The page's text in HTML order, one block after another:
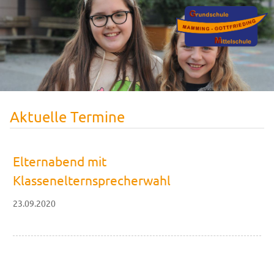
Aktuelle Termine
Elternabend mit
Klassenelternsprecherwahl
23.09.2020